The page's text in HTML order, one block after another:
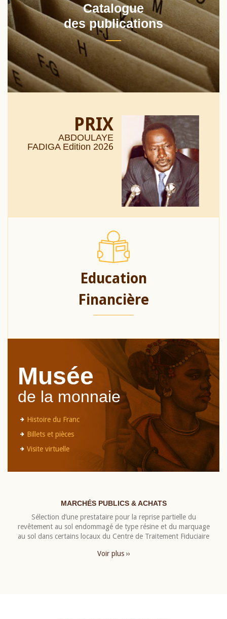
Catalogue
des publications
PRIX
ABDOULAYE
FADIGA Edition 2026
Education
Financière
Musée
de la monnaie
Histoire du Franc
Billets et pièces
Visite virtuelle
MARCHÉS PUBLICS & ACHATS
Sélection d’une prestataire pour la reprise partielle du
revêtement au sol endommagé de type résine et du marquage
au sol dans certains locaux du Centre de Traitement Fiduciaire
Voir plus ››